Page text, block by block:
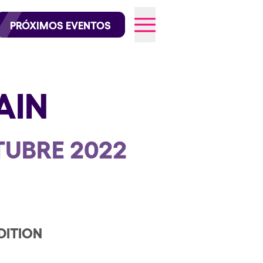
en Instagram
en TikTok
PRÓXIMOS EVENTOS
2022